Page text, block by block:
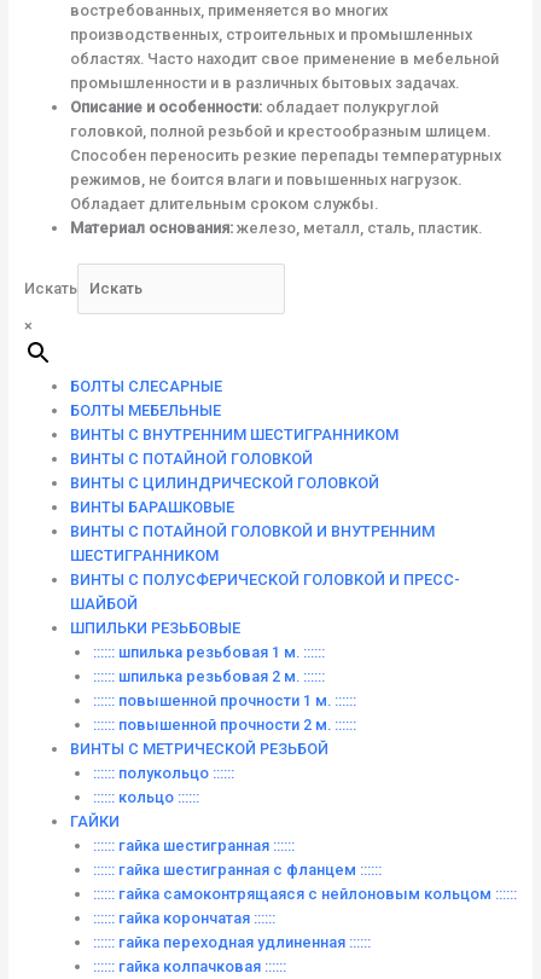
востребованных, применяется во многих
производственных, строительных и промышленных
областях. Часто находит свое применение в мебельной
промышленности и в различных бытовых задачах.
Описание и особенности:обладает полукруглой
головкой, полной резьбой и крестообразным шлицем.
Способен переносить резкие перепады температурных
режимов, не боится влаги и повышенных нагрузок.
Обладает длительным сроком службы.
Материал основания:железо, металл, сталь, пластик.
Искать
×
БОЛТЫ СЛЕСАРНЫЕ
БОЛТЫ МЕБЕЛЬНЫЕ
ВИНТЫ С ВНУТРЕННИМ ШЕСТИГРАННИКОМ
ВИНТЫ С ПОТАЙНОЙ ГОЛОВКОЙ
ВИНТЫ С ЦИЛИНДРИЧЕСКОЙ ГОЛОВКОЙ
ВИНТЫ БАРАШКОВЫЕ
ВИНТЫ С ПОТАЙНОЙ ГОЛОВКОЙ И ВНУТРЕННИМ
ШЕСТИГРАННИКОМ
ВИНТЫ С ПОЛУСФЕРИЧЕСКОЙ ГОЛОВКОЙ И ПРЕСС-
ШАЙБОЙ
ШПИЛЬКИ РЕЗЬБОВЫЕ
:::::: шпилька резьбовая 1 м. ::::::
:::::: шпилька резьбовая 2 м. ::::::
:::::: повышенной прочности 1 м. ::::::
:::::: повышенной прочности 2 м. ::::::
ВИНТЫ C МЕТРИЧЕСКОЙ РЕЗЬБОЙ
:::::: полукольцо ::::::
:::::: кольцо ::::::
ГАЙКИ
:::::: гайка шестигранная ::::::
:::::: гайка шестигранная с фланцем ::::::
:::::: гайка самоконтрящаяся с нейлоновым кольцом ::::::
:::::: гайка корончатая ::::::
:::::: гайка переходная удлиненная ::::::
:::::: гайка колпачковая ::::::